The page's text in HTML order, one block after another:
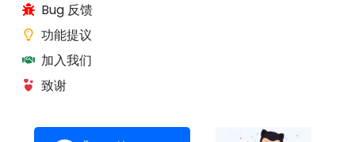
Bug 反馈
功能提议
加入我们
致谢